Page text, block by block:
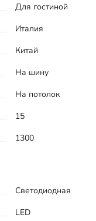
Для гостиной
Италия
Китай
На шину
На потолок
15
1300
Светодиодная
LED